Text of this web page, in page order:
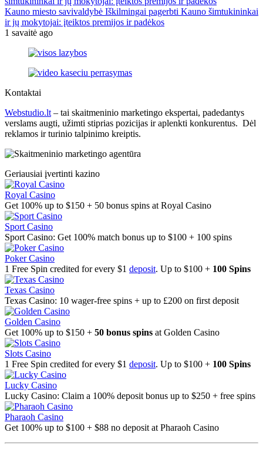
Kauno miesto savivaldybė Iškilmingai pagerbti Kauno šimtukininkai
ir jų mokytojai: įteiktos premijos ir padėkos
1 savaitė ago
Kontaktai
Webstudio.lt – tai skaitmeninio marketingo ekspertai, padedantys
verslams augti, užimti stiprias pozicijas ir aplenkti konkurentus. Dėl
reklamos ir turinio talpinimo kreiptis.
Geriausiai įvertinti kazino
Royal Casino
Get 100% up to $150 + 50 bonus spins at Royal Casino
Sport Casino
Sport Casino: Get 100% match bonus up to $100 + 100 spins
Poker Casino
1 Free Spin credited for every $1 deposit. Up to $100 + 100 Spins
Texas Casino
Texas Casino: 10 wager-free spins + up to £200 on first deposit
Golden Casino
Get 100% up to $150 + 50 bonus spins at Golden Casino
Slots Casino
1 Free Spin credited for every $1 deposit. Up to $100 + 100 Spins
Lucky Casino
Lucky Casino: Claim a 100% deposit bonus up to $250 + free spins
Pharaoh Casino
Get 100% up to $100 + $88 no deposit at Pharaoh Casino